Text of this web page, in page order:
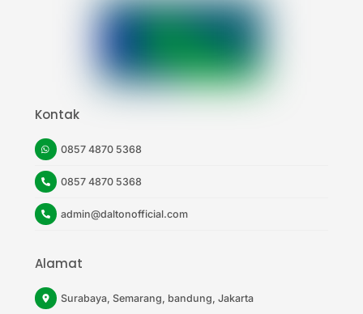
Top
Kontak
0857 4870 5368
0857 4870 5368
admin@daltonofficial.com
Alamat
Surabaya, Semarang, bandung, Jakarta